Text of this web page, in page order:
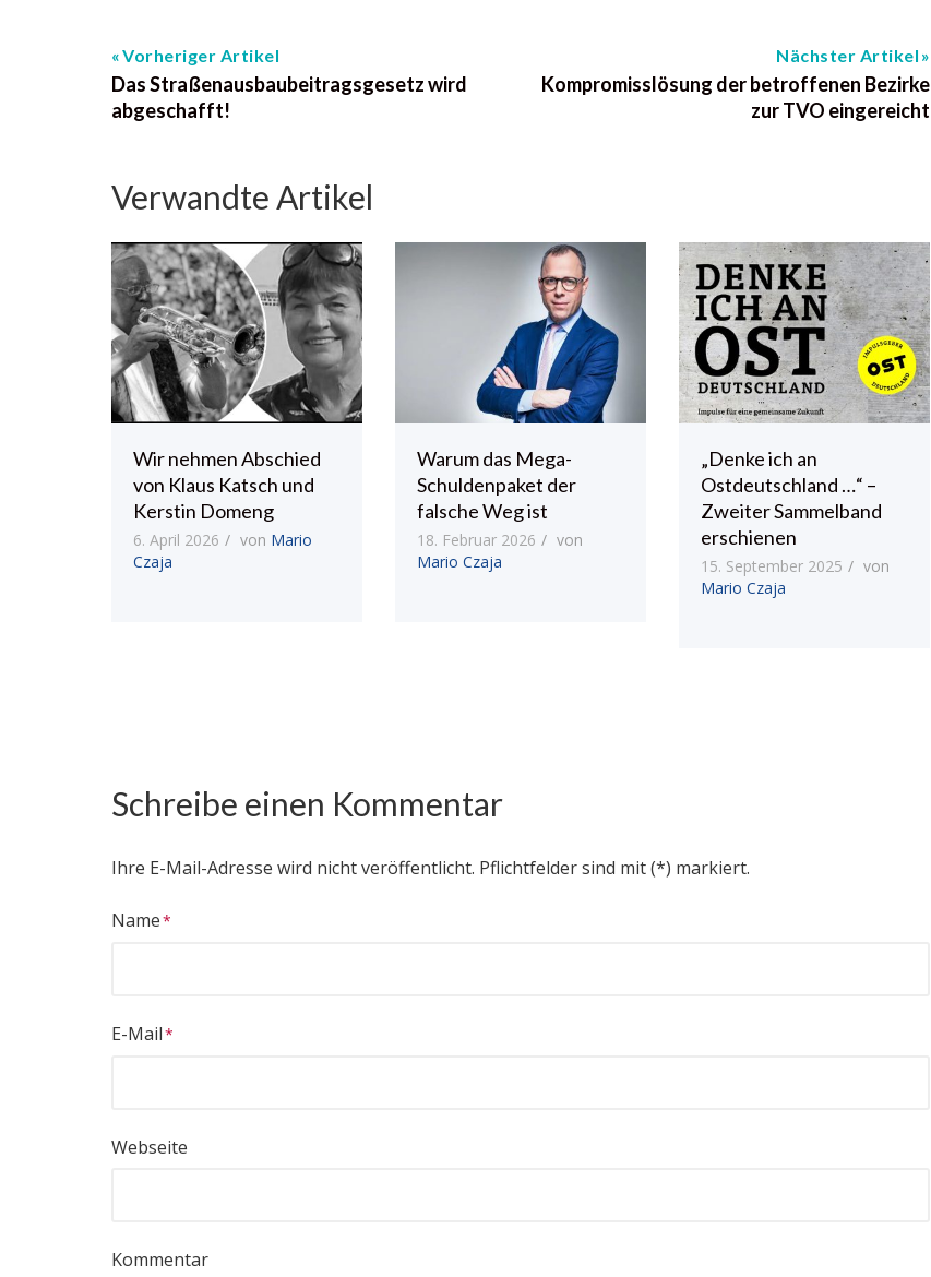
Vorheriger Artikel
Das Straßenausbaubeitragsgesetz wird
abgeschafft!
Nächster Artikel
Kompromisslösung der betroffenen Bezirke
zur TVO eingereicht
Verwandte Artikel
Wir nehmen Abschied
von Klaus Katsch und
Kerstin Domeng
6. April 2026 von Mario
Czaja
Warum das Mega-
Schuldenpaket der
falsche Weg ist
18. Februar 2026
von
Mario Czaja
„Denke ich an
Ostdeutschland …“ –
Zweiter Sammelband
erschienen
15. September 2025
von
Mario Czaja
Schreibe einen Kommentar
Ihre E-Mail-Adresse wird nicht veröffentlicht. Pflichtfelder sind mit (*) markiert.
Name
E-Mail
Webseite
Kommentar